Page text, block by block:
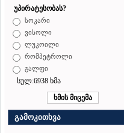
უპირატესობას?
სოკარი
ვისოლი
ლუკოილი
რომპეტროლი
გალფი
სულ:6938 ხმა
გამოკითხვა